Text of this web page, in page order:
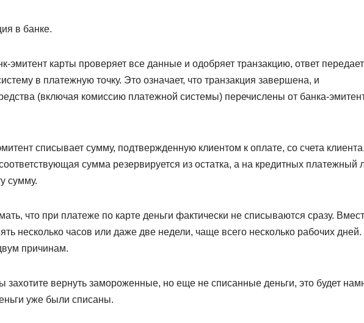
в банке.
эмитент карты проверяет все данные и одобряет транзакцию, ответ
в платежную точку. Это означает, что транзакция завершена, и
(включая комиссию платежной системы) перечислены от банка-
списывает сумму, подтвержденную клиентом к оплате, со счета
сумма резервируется из остатка, а на кредитных платежный
сумму.
что при платеже по карте деньги фактически не списываются сразу.
несколько часов или даже две недели, чаще всего несколько рабочих дней.
причинам.
захотите вернуть замороженные, но еще не списанные деньги, это будет
уже были списаны.